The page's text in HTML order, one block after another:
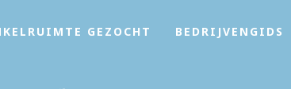
GEZOCHT BEDRIJVENGIDS